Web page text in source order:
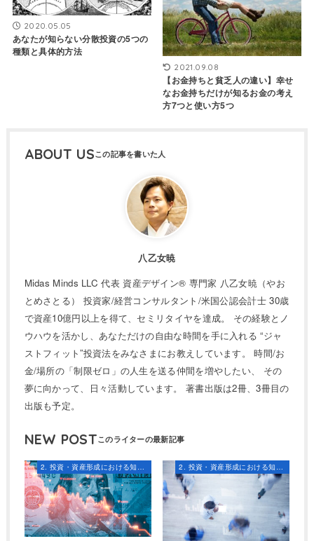
2020.05.05
あなたが知らない分散投資の5つの
種類と具体的方法
2021.09.08
【お金持ちと貧乏人の違い】幸せ
なお金持ちだけが知るお金の考え
方7つと使い方5つ
ABOUT US
八乙女暁
Midas Minds LLC 代表 資産デザイン® 専門家 八乙女暁（やお
とめさとる） 投資家/経営コンサルタント/米国公認会計士 30歳
で資産10億円以上を得て、セミリタイヤを達成。 その経験とノ
ウハウを活かし、あなただけの自由な時間を手に入れる “ジャ
ストフィット”投資法をみなさまにお教えしています。 時間/お
金/場所の「制限ゼロ」の人生を送る仲間を増やしたい、 その
夢に向かって、日々活動しています。 著書出版は2冊、3冊目の
出版も予定。
NEW POST
2. 投資・資産形成における知識とスキル 2. 投資・資産形成における知識とスキル